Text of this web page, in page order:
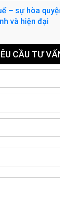
– sự hòa
và hiện đại
CẦU TƯ